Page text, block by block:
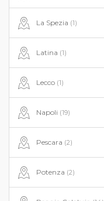
La Spezia (1)
Latina (1)
Lecco (1)
Napoli (19)
Pescara (2)
Potenza (2)